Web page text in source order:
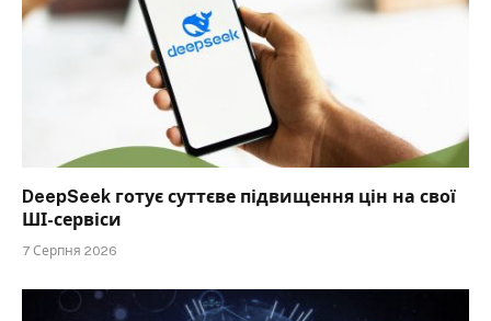
DeepSeek готує суттєве підвищення цін на свої
ШІ-сервіси
7 Серпня 2026